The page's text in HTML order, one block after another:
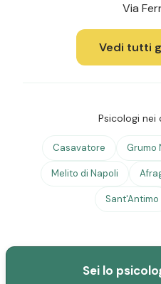
Via
Vedi tutti
Psicologi nei
Casavatore Grumo
Melito di Napoli
Sant'Antimo
Sei lo